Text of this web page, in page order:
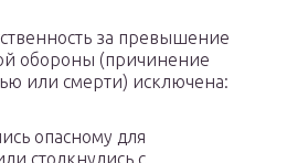
за превышение
обороны (причинение
или смерти) исключена:
опасному для
столкнулись с